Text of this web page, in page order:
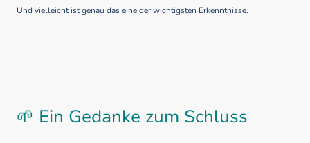
Und vielleicht ist genau das eine der wichtigsten Erkenntnisse.
🌱 Ein Gedanke zum Schluss